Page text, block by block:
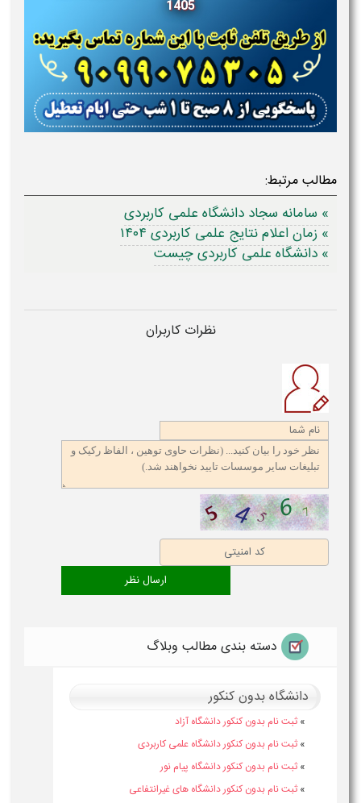
1405
مطالب مرتبط:
» سامانه سجاد دانشگاه علمی کاربردی
» زمان اعلام نتایج علمی کاربردی ۱۴۰۴
» دانشگاه علمی کاربردی چیست
نظرات کاربران
دسته بندی مطالب وبلاگ
دانشگاه بدون کنکور
» ثبت نام بدون کنکور دانشگاه آزاد
» ثبت نام بدون کنکور دانشگاه علمی کاربردی
» ثبت نام بدون کنکور دانشگاه پیام نور
» ثبت نام بدون کنکور دانشگاه های غیرانتفاعی